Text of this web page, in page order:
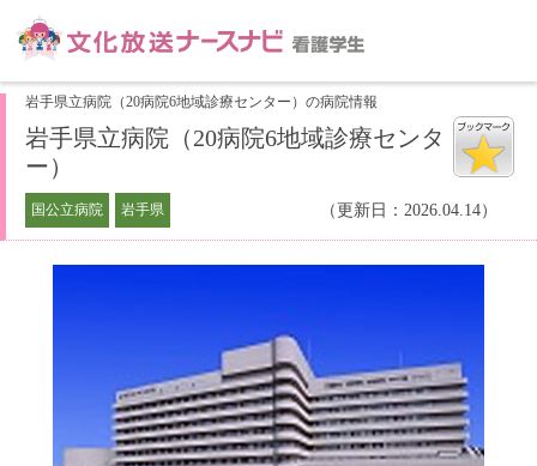
岩手県立病院（20病院6地域診療センター）の病院情報
岩手県立病院（20病院6地域診療センタ
ー）
国公立病院 岩手県 （更新日：2026.04.14）